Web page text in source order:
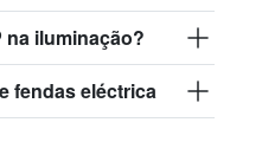
na iluminação?
fendas eléctrica